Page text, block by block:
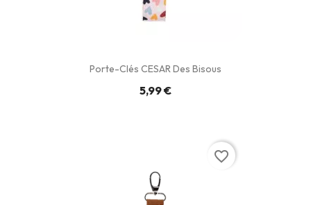
Porte-Clés CESAR Des Bisous
5,99 €
favorite_border